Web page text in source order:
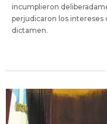
incumplieron
perjudicaron los intereses
dictamen.